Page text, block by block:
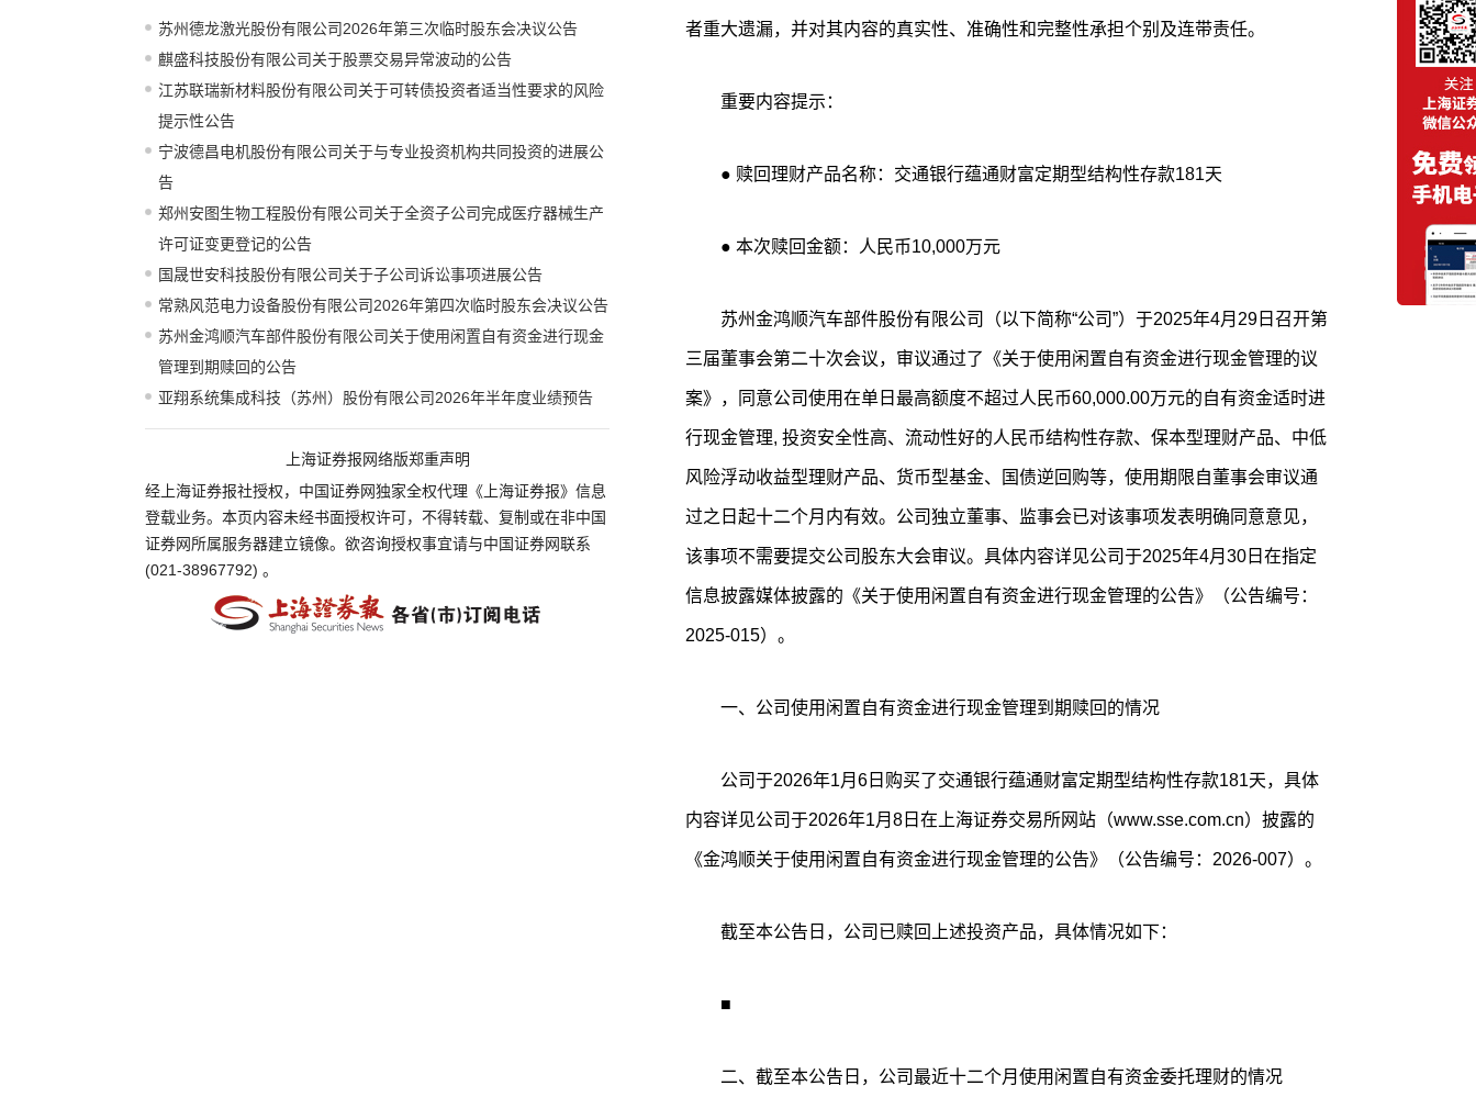
苏州德龙激光股份有限公司2026年第三次临时股东会决议公告
麒盛科技股份有限公司关于股票交易异常波动的公告
江苏联瑞新材料股份有限公司关于可转债投资者适当性要求的风险
提示性公告
宁波德昌电机股份有限公司关于与专业投资机构共同投资的进展公
告
郑州安图生物工程股份有限公司关于全资子公司完成医疗器械生产
许可证变更登记的公告
国晟世安科技股份有限公司关于子公司诉讼事项进展公告
常熟风范电力设备股份有限公司2026年第四次临时股东会决议公告
苏州金鸿顺汽车部件股份有限公司关于使用闲置自有资金进行现金
管理到期赎回的公告
亚翔系统集成科技（苏州）股份有限公司2026年半年度业绩预告
上海证券报网络版郑重声明
经上海证券报社授权，中国证券网独家全权代理《上海证券报》信息
登载业务。本页内容未经书面授权许可，不得转载、复制或在非中国
证券网所属服务器建立镜像。欲咨询授权事宜请与中国证券网联系
(021-38967792) 。
者重大遗漏，并对其内容的真实性、准确性和完整性承担个别及连带责任。
重要内容提示：
● 赎回理财产品名称：交通银行蕴通财富定期型结构性存款181天
● 本次赎回金额：人民币10,000万元
苏州金鸿顺汽车部件股份有限公司（以下简称“公司”）于2025年4月29日召开第
三届董事会第二十次会议，审议通过了《关于使用闲置自有资金进行现金管理的议
案》，同意公司使用在单日最高额度不超过人民币60,000.00万元的自有资金适时进
行现金管理, 投资安全性高、流动性好的人民币结构性存款、保本型理财产品、中低
风险浮动收益型理财产品、货币型基金、国债逆回购等，使用期限自董事会审议通
过之日起十二个月内有效。公司独立董事、监事会已对该事项发表明确同意意见，
该事项不需要提交公司股东大会审议。具体内容详见公司于2025年4月30日在指定
信息披露媒体披露的《关于使用闲置自有资金进行现金管理的公告》（公告编号：
2025-015）。
一、公司使用闲置自有资金进行现金管理到期赎回的情况
公司于2026年1月6日购买了交通银行蕴通财富定期型结构性存款181天，具体
内容详见公司于2026年1月8日在上海证券交易所网站（www.sse.com.cn）披露的
《金鸿顺关于使用闲置自有资金进行现金管理的公告》（公告编号：2026-007）。
截至本公告日，公司已赎回上述投资产品，具体情况如下：
■
二、截至本公告日，公司最近十二个月使用闲置自有资金委托理财的情况